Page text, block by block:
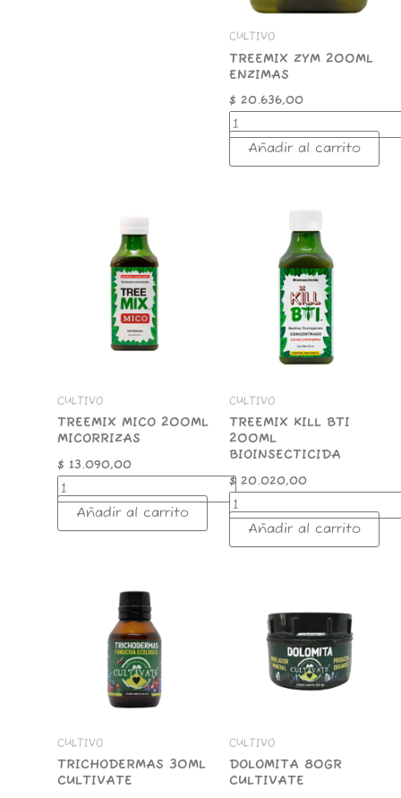
CULTIVO
TREEMIX ZYM 200ML
ENZIMAS
$ 20.636,00
Añadir al carrito
CULTIVO
TREEMIX MICO 200ML
MICORRIZAS
$ 13.090,00
MICORRIZAS
cantidad
Añadir al carrito
CULTIVO
TREEMIX KILL BTI
200ML
BIOINSECTICIDA
$20.020,00
BIOINSECTICIDA
cantidad
Añadir al carrito
CULTIVO
TRICHODERMAS 30ML
CULTIVATE
CULTIVATE
cantidad
CULTIVO
DOLOMITA 80GR
CULTIVATE
CULTIVATE
cantidad